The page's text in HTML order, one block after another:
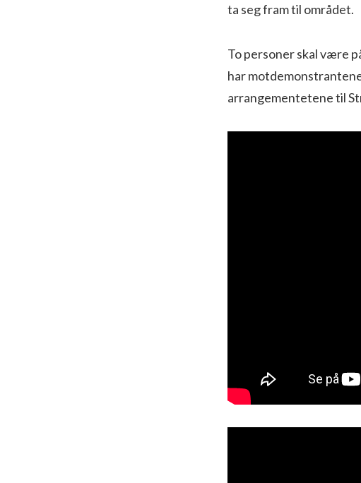
ta seg fram til området.
To personer skal være
har
arrangementetene til